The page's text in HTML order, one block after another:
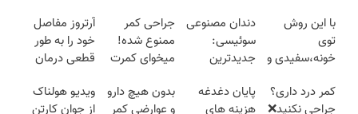
روزه ساخت!
با این روش
توی
خونه،سفیدی و
برگردون
دندان مصنوعی
سوئیسی:
جدیدترین
سبک و مقاوم |
جراحی کمر
ممنوع شده!
میخوای کمرت
درمان کنی؟
آرتروز مفاصل
خود را به طور
قطعی درمان
◗پرسش‌نامه◖
کمر درد داری؟
جراحی نکنید❌
پایان دغدغه
هزینه های
بدون هیچ دارو
و عوارضی کمر
ویدیو هولناک
از جوان کارتن